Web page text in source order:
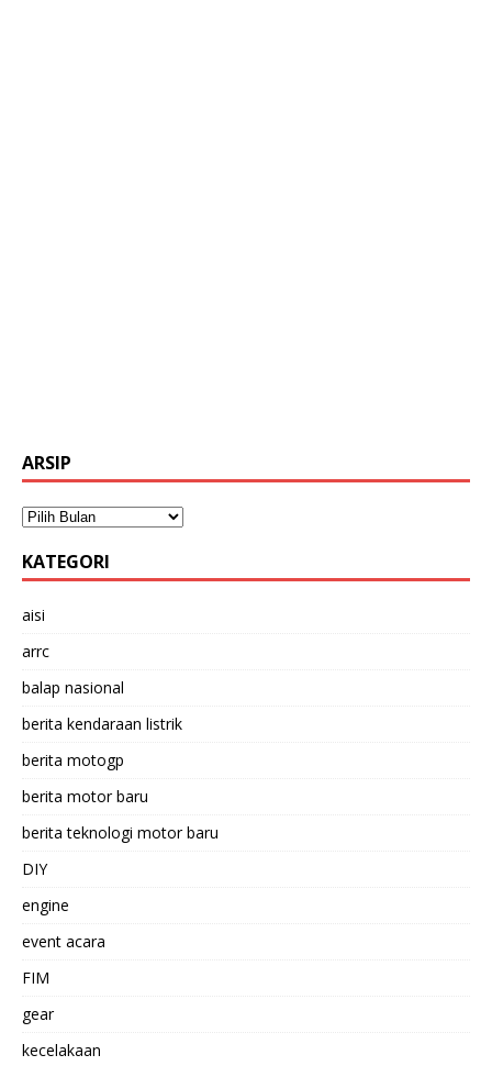
ARSIP
KATEGORI
aisi
arrc
balap nasional
berita kendaraan listrik
berita motogp
berita motor baru
berita teknologi motor baru
DIY
engine
event acara
FIM
gear
kecelakaan